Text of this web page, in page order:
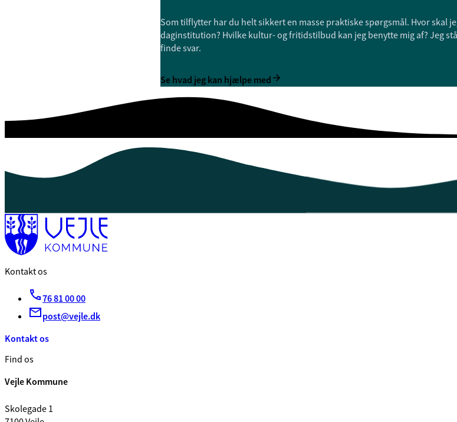
Som tilflytter har du helt sikkert en masse praktiske spørgsmål. Hvor skal
daginstitution? Hvilke kultur- og fritidstilbud kan jeg benytte mig af? Jeg
finde svar.
Se hvad jeg kan hjælpe med
Kontakt os
76 81 00 00
post@vejle.dk
Kontakt os
Find os
Vejle Kommune
Skolegade 1